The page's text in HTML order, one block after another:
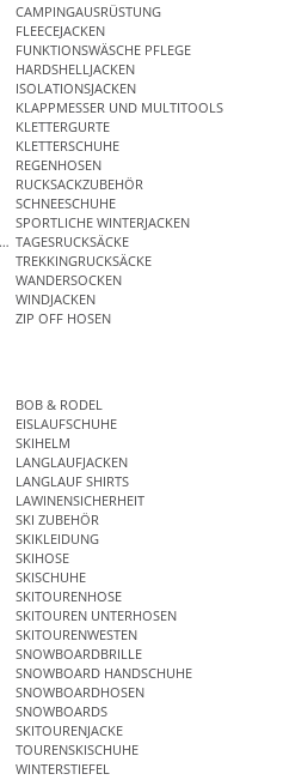
CAMPINGAUSRÜSTUNG
FLEECEJACKEN
FUNKTIONSWÄSCHE PFLEGE
HARDSHELLJACKEN
ISOLATIONSJACKEN
KLAPPMESSER UND MULTITOOLS
KLETTERGURTE
KLETTERSCHUHE
REGENHOSEN
RUCKSACKZUBEHÖR
SCHNEESCHUHE
SPORTLICHE WINTERJACKEN
TAGESRUCKSÄCKE
TREKKINGRUCKSÄCKE
WANDERSOCKEN
WINDJACKEN
ZIP OFF HOSEN
BOB & RODEL
EISLAUFSCHUHE
SKIHELM
LANGLAUFJACKEN
LANGLAUF SHIRTS
LAWINENSICHERHEIT
SKI ZUBEHÖR
SKIKLEIDUNG
SKIHOSE
SKISCHUHE
SKITOURENHOSE
SKITOUREN UNTERHOSEN
SKITOURENWESTEN
SNOWBOARDBRILLE
SNOWBOARD HANDSCHUHE
SNOWBOARDHOSEN
SNOWBOARDS
SKITOURENJACKE
TOURENSKISCHUHE
WINTERSTIEFEL